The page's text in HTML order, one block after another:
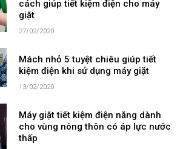
cách giúp tiết kiệm điện cho máy
giặt
27/02/2020
Mách nhỏ 5 tuyệt chiêu giúp tiết
kiệm điện khi sử dụng máy giặt
13/02/2020
Máy giặt tiết kiệm điện năng dành
cho vùng nông thôn có áp lực nước
thấp